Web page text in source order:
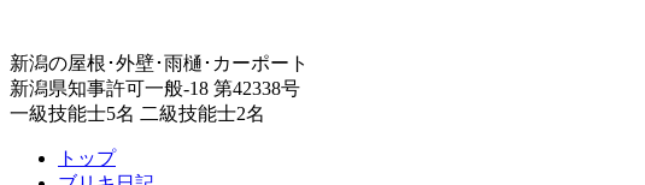
新潟の屋根･外壁･雨樋･カーポート
新潟県知事許可一般-18 第42338号
一級技能士5名 二級技能士2名
トップ